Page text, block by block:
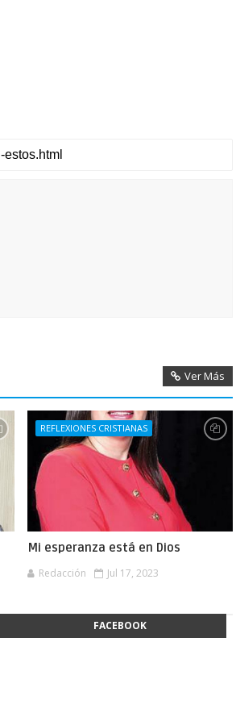
Ver Más
REFLEXIONES CRISTIANAS
Mi esperanza está en Dios
Redacción Jul 17, 2023
FACEBOOK